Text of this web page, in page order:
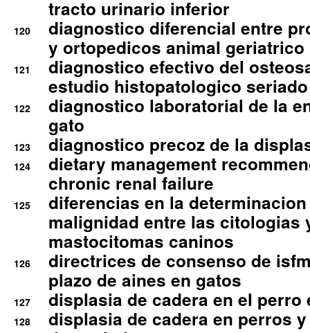
tracto urinario inferior
120
diagnostico diferencial entre
y ortopedicos animal geriatrico
121
diagnostico efectivo del
estudio histopatologico seriado
122
diagnostico laboratorial de la
gato
123 diagnostico precoz de la
124
dietary management
chronic renal failure
125
diferencias en la
malignidad entre las citologias
mastocitomas caninos
126
directrices de consenso de
plazo de aines en gatos
127 displasia de cadera en el perro
128
displasia de cadera en perros